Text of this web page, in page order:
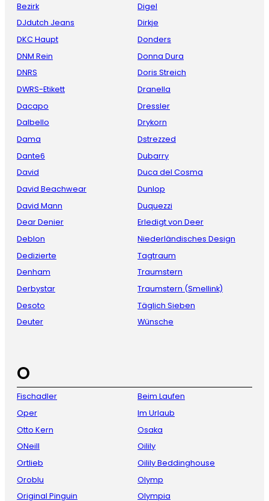
Bezirk
DJdutch Jeans
DKC Haupt
DNM Rein
DNRS
DWRS-Etikett
Dacapo
Dalbello
Dama
Dante6
David
David Beachwear
David Mann
Dear Denier
Deblon
Dedizierte
Denham
Derbystar
Desoto
Deuter
Digel
Dirkje
Donders
Donna Dura
Doris Streich
Dranella
Dressler
Drykorn
Dstrezzed
Dubarry
Duca del Cosma
Dunlop
Duquezzi
Erledigt von Deer
Niederländisches Design
Tagtraum
Traumstern
Traumstern (Smellink)
Täglich Sieben
Wünsche
O
Fischadler
Oper
Otto Kern
ONeill
Ortlieb
Oroblu
Original Pinguin
Beim Laufen
Im Urlaub
Osaka
Oilily
Oilily Beddinghouse
Olymp
Olympia